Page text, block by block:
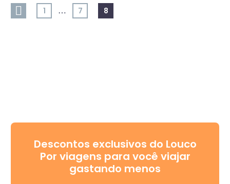
1 … 7 8
Descontos exclusivos do Louco
Por viagens para você viajar
gastando menos